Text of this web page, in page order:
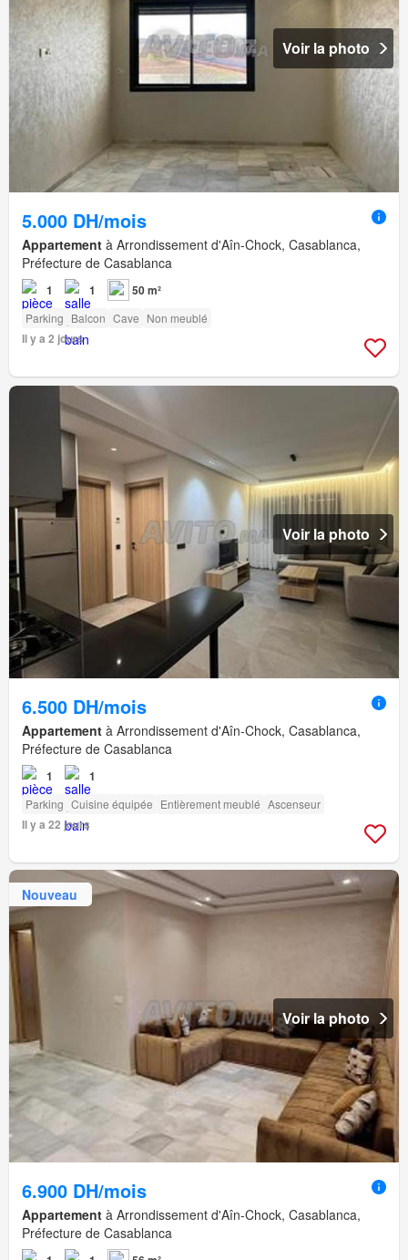
Voir la photo
5.000 DH/mois
Appartement à Arrondissement d'Aîn-Chock, Casablanca,
Préfecture de Casablanca
1 1 50 m²
Parking Balcon Cave Non meublé
Il y a 2 jours
Voir la photo
6.500 DH/mois
Appartement à Arrondissement d'Aîn-Chock, Casablanca,
Préfecture de Casablanca
1 1
Parking Cuisine équipée Entièrement meublé Ascenseur
Il y a 22 jours
Nouveau
Voir la photo
6.900 DH/mois
Appartement à Arrondissement d'Aîn-Chock, Casablanca,
Préfecture de Casablanca